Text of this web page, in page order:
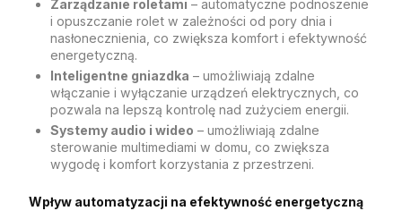
Zarządzanie roletami – automatyczne podnoszenie
i opuszczanie rolet w zależności od pory dnia i
nasłonecznienia, co zwiększa komfort i efektywność
energetyczną.
Inteligentne gniazdka – umożliwiają zdalne
włączanie i wyłączanie urządzeń elektrycznych, co
pozwala na lepszą kontrolę nad zużyciem energii.
Systemy audio i wideo – umożliwiają zdalne
sterowanie multimediami w domu, co zwiększa
wygodę i komfort korzystania z przestrzeni.
Wpływ automatyzacji na efektywność energetyczną